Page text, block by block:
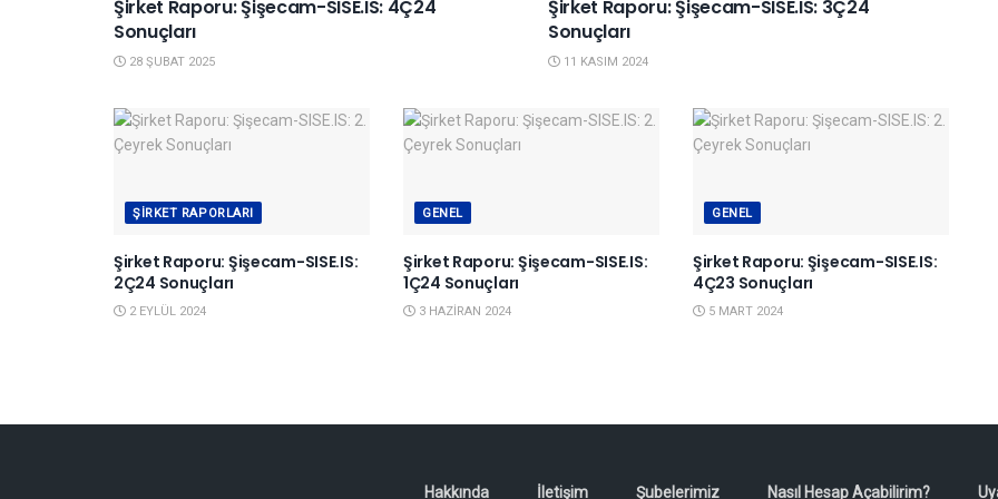
Şirket Raporu: Şişecam-SISE.IS: 4Ç24
Sonuçları
28 ŞUBAT 2025
Şirket Raporu: Şişecam-SISE.IS: 3Ç24
Sonuçları
11 KASIM 2024
ŞIRKET RAPORLARI
Şirket Raporu: Şişecam-SISE.IS:
2Ç24 Sonuçları
2 EYLÜL 2024
GENEL
Şirket Raporu: Şişecam-SISE.IS:
1Ç24 Sonuçları
3 HAZIRAN 2024
GENEL
Şirket Raporu: Şişecam-SISE.IS:
4Ç23 Sonuçları
5 MART 2024
Hakkında İletişim Şubelerimiz Nasıl Hesap Açabilirim?